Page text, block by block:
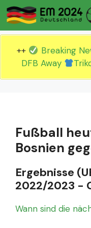
Zum
Inhalt
springen
++
Breaking
DFB Away
Fußball
Bosnien
Ergebnisse
2022/2023 -
Wann sind die